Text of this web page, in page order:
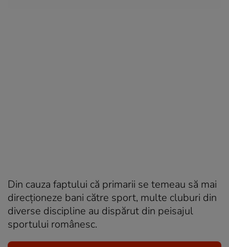
Din cauza faptului că primarii se temeau să mai
direcționeze bani către sport, multe cluburi din
diverse discipline au dispărut din peisajul
sportului românesc.